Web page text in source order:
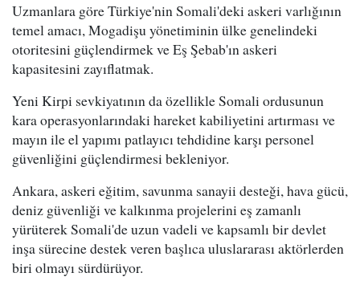
Uzmanlara göre Türkiye'nin Somali'deki askeri varlığının
temel amacı, Mogadişu yönetiminin ülke genelindeki
otoritesini güçlendirmek ve Eş Şebab'ın askeri
kapasitesini zayıflatmak.
Yeni Kirpi sevkiyatının da özellikle Somali ordusunun
kara operasyonlarındaki hareket kabiliyetini artırması ve
mayın ile el yapımı patlayıcı tehdidine karşı personel
güvenliğini güçlendirmesi bekleniyor.
Ankara, askeri eğitim, savunma sanayii desteği, hava gücü,
deniz güvenliği ve kalkınma projelerini eş zamanlı
yürüterek Somali'de uzun vadeli ve kapsamlı bir devlet
inşa sürecine destek veren başlıca uluslararası aktörlerden
biri olmayı sürdürüyor.